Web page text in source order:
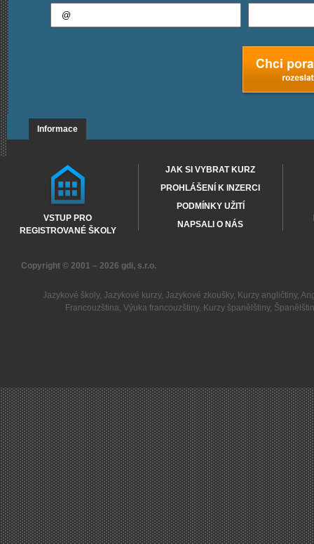
Informace
VSTUP PRO
REGISTROVANÉ ŠKOLY
JAK SI VYBRAT KURZ
PROHLÁŠENÍ K INZERCI
PODMÍNKY UŽITÍ
NAPSALI O NÁS
Copyright © 2001 – 2026 gdi, s.r.o.
Jazykové školy, Jazykové kurzy, Jazykové zkoušky, Kurzy angličtiny,
Francouzština,Výuka francouzštiny, Kurzy španělštiny,